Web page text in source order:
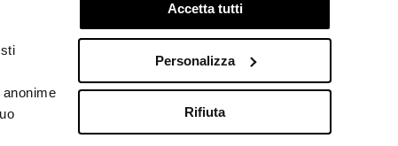
Accetta tutti
Personalizza
Rifiuta